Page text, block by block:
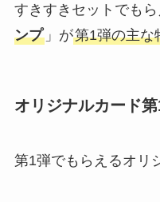
すきすきセットでもら
ンプ」が第1弾の主な
オリジナルカード
第1弾でもらえるオリ